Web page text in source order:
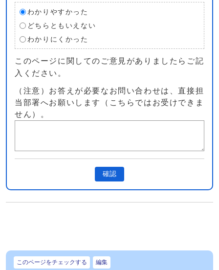
わかりやすかった
どちらともいえない
わかりにくかった
このページに関してのご意見がありましたらご記
入ください。
（注意）お答えが必要なお問い合わせは、直接担
当部署へお願いします（こちらではお受けできま
せん）。
確認
このページをチェックする 編集